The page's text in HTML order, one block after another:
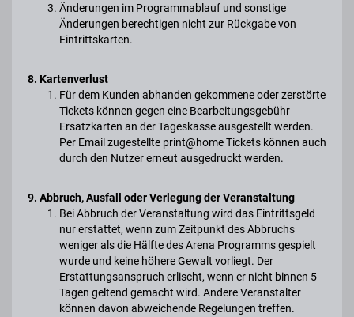
Änderungen im Programmablauf und sonstige
Änderungen berechtigen nicht zur Rückgabe von
Eintrittskarten.
8. Kartenverlust
Für dem Kunden abhanden gekommene oder zerstörte
Tickets können gegen eine Bearbeitungsgebühr
Ersatzkarten an der Tageskasse ausgestellt werden.
Per Email zugestellte print@home Tickets können auch
durch den Nutzer erneut ausgedruckt werden.
9. Abbruch, Ausfall oder Verlegung der Veranstaltung
Bei Abbruch der Veranstaltung wird das Eintrittsgeld
nur erstattet, wenn zum Zeitpunkt des Abbruchs
weniger als die Hälfte des Arena Programms gespielt
wurde und keine höhere Gewalt vorliegt. Der
Erstattungsanspruch erlischt, wenn er nicht binnen 5
Tagen geltend gemacht wird. Andere Veranstalter
können davon abweichende Regelungen treffen.